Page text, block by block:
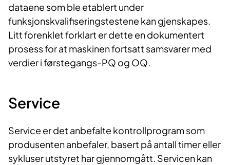
dataene som ble etablert under
funksjonskvalifiseringstestene kan gjenskapes.
Litt forenklet forklart er dette en dokumentert
prosess for at maskinen fortsatt samsvarer med
verdier i førstegangs-PQ og OQ.
Service
Service er det anbefalte kontrollprogram som
produsenten anbefaler, basert på antall timer eller
sykluser utstyret har gjennomgått. Servicen kan